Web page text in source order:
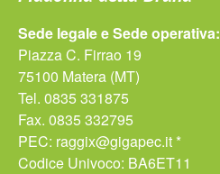
Sede legale e Sede operativa:
Piazza C. Firrao 19
75100 Matera (MT)
Tel. 0835 331875
Fax. 0835 332795
PEC: raggix@gigapec.it *
Codice Univoco: BA6ET11